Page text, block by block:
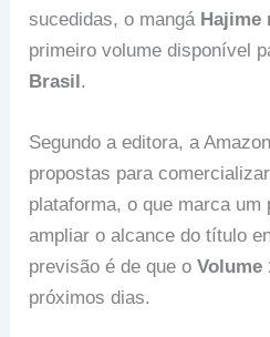
sucedidas, o mangá Hajime
primeiro volume disponível
Brasil.
Segundo a editora, a
propostas para
plataforma, o que marca um
ampliar o alcance do título
previsão é de que oVolume
próximos dias.